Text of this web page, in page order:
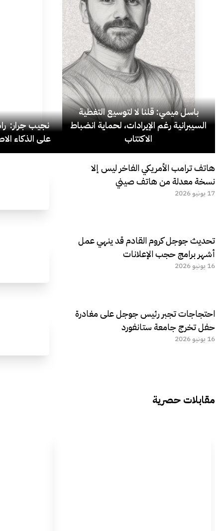
باسل ميمي: قلنا لا لتوسيع التغطية
السيبرانية رغم الإيرادات، لحماية انضباط
الاكتتاب
نجيب جرار:
على الذكاء
هاتف ترامب الأمريكي الفاخر ليس إلا
نسخة معدلة من هاتف صيني
17 يونيو 2026
تحديث جوجل كروم القادم قد ينهي عمل
أشهر برامج حجب الإعلانات
16 يونيو 2026
احتجاجات تجبر رئيس جوجل على مغادرة
حفل تخرج جامعة ستانفورد
16 يونيو 2026
مقابلات حصرية